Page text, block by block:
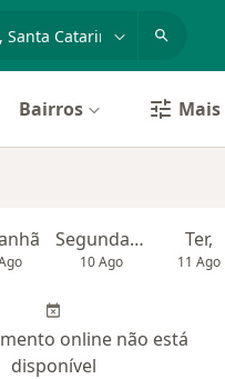
Bairros
Segunda-feira
10 Ago
Ter,
11 Ago
online não está
disponível